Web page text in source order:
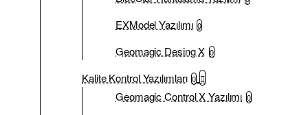
EXModel Yazılımı 0
Geomagic Desing X 0
Kalite Kontrol Yazılımları 0
Geomagic Control X Yazılımı 0